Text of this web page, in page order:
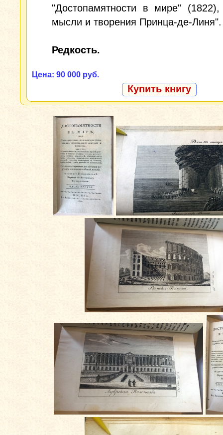
"Достопамятности в мире"
мысли и творения Принца-де-Линя".
Редкость.
Цена: 90 000 руб.
Купить книгу